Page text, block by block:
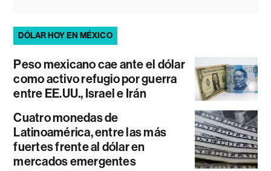
DÓLAR HOY EN MÉXICO
Peso mexicano cae ante el dólar
como activo refugio por guerra
entre EE.UU., Israel e Irán
Cuatro monedas de
Latinoamérica, entre las más
fuertes frente al dólar en
mercados emergentes